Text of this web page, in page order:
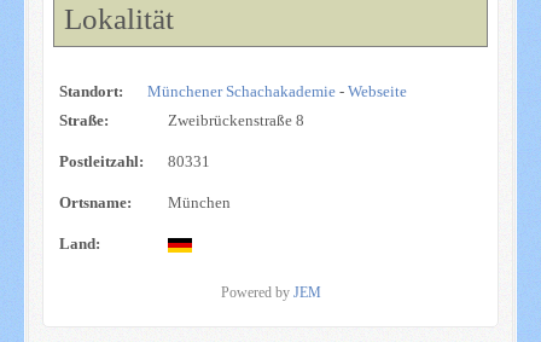
Lokalität
Standort: Münchener Schachakademie- Webseite
Straße:
Zweibrückenstraße 8
Postleitzahl: 80331
Ortsname: München
Land:
Powered by JEM